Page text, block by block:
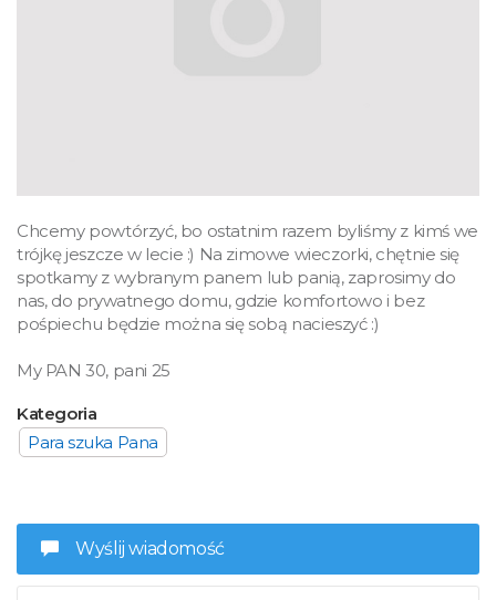
Chcemy powtórzyć, bo ostatnim razem byliśmy z kimś we
trójkę jeszcze w lecie :) Na zimowe wieczorki, chętnie się
spotkamy z wybranym panem lub panią, zaprosimy do
nas, do prywatnego domu, gdzie komfortowo i bez
pośpiechu będzie można się sobą nacieszyć :)
My PAN 30, pani 25
Kategoria
Para szuka Pana
Wyślij wiadomość